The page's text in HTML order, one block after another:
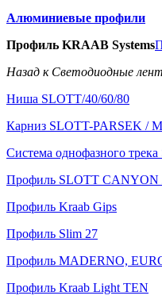
Алюминиевые профили
Профиль KRAAB Systems
Назад к Светодиодные
Ниша SLOTT/40/60/80
Карниз SLOTT-PARSEK /
Система однофазного
Профиль SLOTT
Профиль Kraab Gips
Профиль Slim 27
Профиль MADERNO,
Профиль Kraab Light TEN